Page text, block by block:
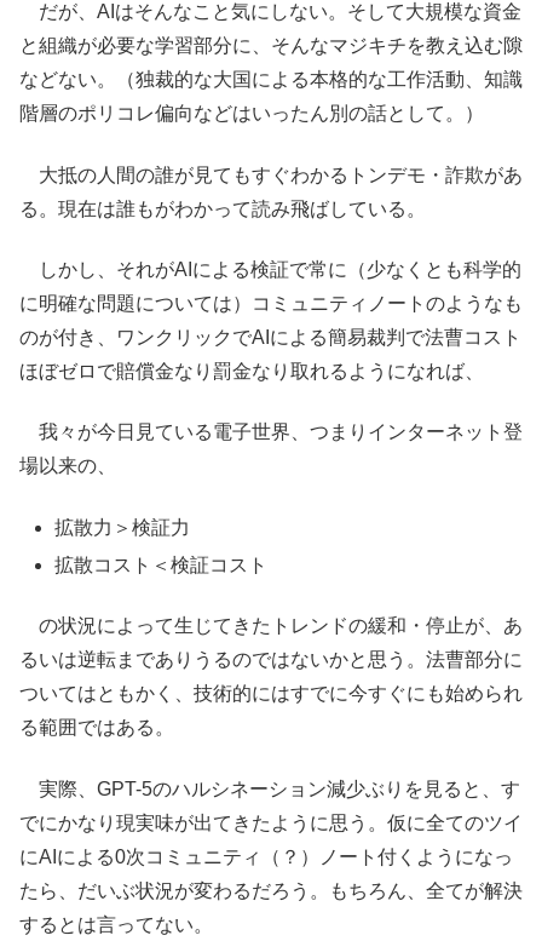
だが、AIはそんなこと気にしない。そして大規模な資金
と組織が必要な学習部分に、そんなマジキチを教え込む隙
などない。（独裁的な大国による本格的な工作活動、知識
階層のポリコレ偏向などはいったん別の話として。）
大抵の人間の誰が見てもすぐわかるトンデモ・詐欺があ
る。現在は誰もがわかって読み飛ばしている。
しかし、それがAIによる検証で常に（少なくとも科学的
に明確な問題については）コミュニティノートのようなも
のが付き、ワンクリックでAIによる簡易裁判で法曹コスト
ほぼゼロで賠償金なり罰金なり取れるようになれば、
我々が今日見ている電子世界、つまりインターネット登
場以来の、
拡散力＞検証力
拡散コスト＜検証コスト
の状況によって生じてきたトレンドの緩和・停止が、あ
るいは逆転までありうるのではないかと思う。法曹部分に
ついてはともかく、技術的にはすでに今すぐにも始められ
る範囲ではある。
実際、GPT-5のハルシネーション減少ぶりを見ると、す
でにかなり現実味が出てきたように思う。仮に全てのツイ
にAIによる0次コミュニティ（？）ノート付くようになっ
たら、だいぶ状況が変わるだろう。もちろん、全てが解決
するとは言ってない。